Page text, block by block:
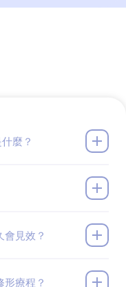
麼？
見效？
療程？